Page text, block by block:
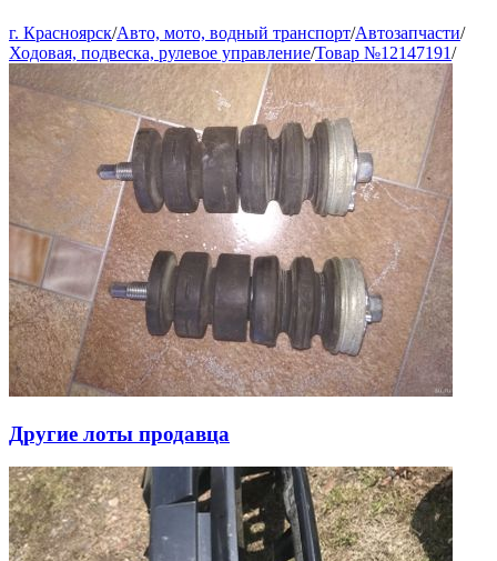
г. Красноярск/Авто, мото, водный транспорт/Автозапчасти/
Ходовая, подвеска, рулевое управление/Товар №12147191/
Другие лоты продавца